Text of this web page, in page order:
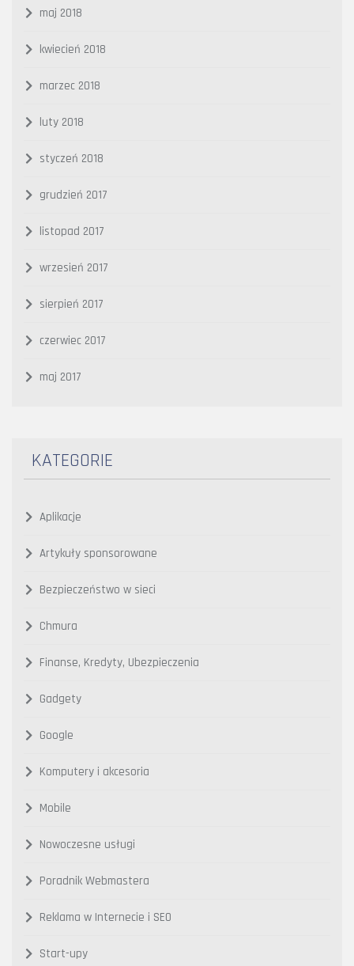
maj 2018
kwiecień 2018
marzec 2018
luty 2018
styczeń 2018
grudzień 2017
listopad 2017
wrzesień 2017
sierpień 2017
czerwiec 2017
maj 2017
KATEGORIE
Aplikacje
Artykuły sponsorowane
Bezpieczeństwo w sieci
Chmura
Finanse, Kredyty, Ubezpieczenia
Gadgety
Google
Komputery i akcesoria
Mobile
Nowoczesne usługi
Poradnik Webmastera
Reklama w Internecie i SEO
Start-upy